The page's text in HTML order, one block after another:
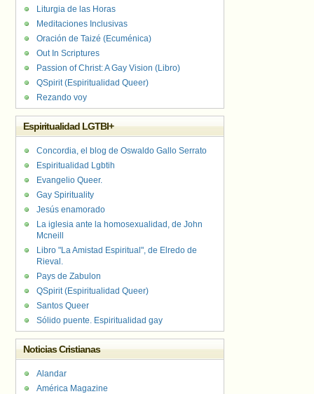
Liturgia de las Horas
Meditaciones Inclusivas
Oración de Taizé (Ecuménica)
Out In Scriptures
Passion of Christ: A Gay Vision (Libro)
QSpirit (Espiritualidad Queer)
Rezando voy
Espiritualidad LGTBI+
Concordia, el blog de Oswaldo Gallo Serrato
Espiritualidad Lgbtih
Evangelio Queer.
Gay Spirituality
Jesús enamorado
La iglesia ante la homosexualidad, de John
Mcneill
Libro "La Amistad Espiritual", de Elredo de
Rieval.
Pays de Zabulon
QSpirit (Espiritualidad Queer)
Santos Queer
Sólido puente. Espiritualidad gay
Noticias Cristianas
Alandar
América Magazine